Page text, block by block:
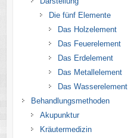
Die fünf Elemente
Das Holzelement
Das Feuerelement
Das Erdelement
Das Metallelement
Das Wasserelement
Behandlungsmethoden
Akupunktur
Kräutermedizin